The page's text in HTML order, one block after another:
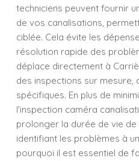
techniciens peuvent fournir
de vos canalisations,
ciblée. Cela évite les
résolution rapide des
déplace directement à
des inspections sur
spécifiques. En plus de
l'inspection caméra
prolonger la durée de vie
identifiant les problèmes à
pourquoi il est essentiel de